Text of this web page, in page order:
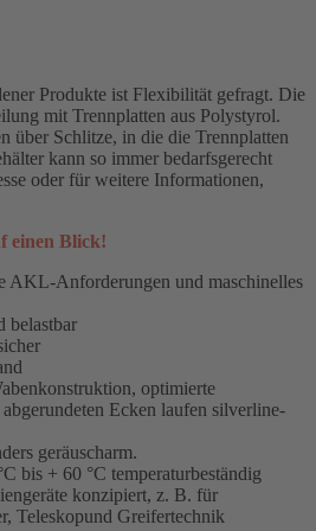
Produkte ist Flexibilität gefragt. Die
mit Trennplatten aus Polystyrol.
über Schlitze, in die die Trennplatten
kann so immer bedarfsgerecht
oder für weitere Informationen,
einen Blick!
AKL-Anforderungen und maschinelles
belastbar
optimierte
Ecken laufen silverline-
geräuscharm.
bis + 60 °C temperaturbeständig
konzipiert, z. B. für
Teleskopund Greifertechnik